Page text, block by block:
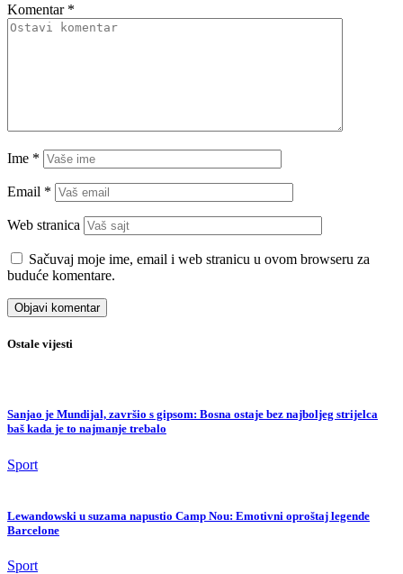
Komentar *
Ime *
Email *
Web stranica
Sačuvaj moje ime, email i web stranicu u ovom browseru za
buduće komentare.
Ostale vijesti
Sanjao je Mundijal, završio s gipsom: Bosna ostaje bez najboljeg strijelca
baš kada je to najmanje trebalo
Sport
Lewandowski u suzama napustio Camp Nou: Emotivni oproštaj legende
Barcelone
Sport